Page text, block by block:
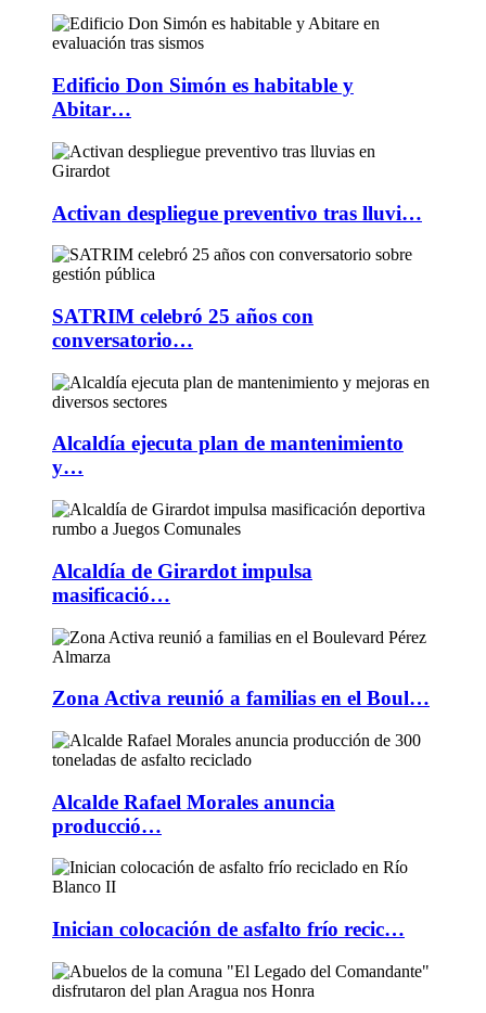
Edificio Don Simón es habitable y
Abitar…
Activan despliegue preventivo tras lluvi…
SATRIM celebró 25 años con
conversatorio…
Alcaldía ejecuta plan de mantenimiento
y…
Alcaldía de Girardot impulsa
masificació…
Zona Activa reunió a familias en el Boul…
Alcalde Rafael Morales anuncia
producció…
Inician colocación de asfalto frío recic…